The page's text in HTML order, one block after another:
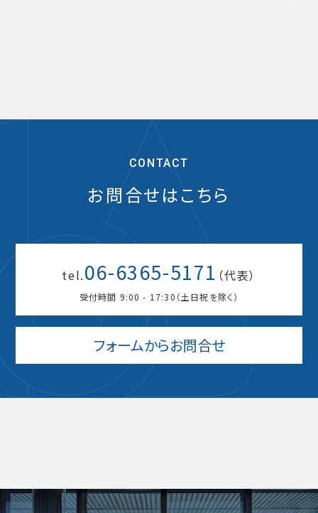
CONTACT
お問合せはこちら
tel.06-6365-5171 （代表）
受付時間 9:00 - 17:30（土日祝を除く）
フォームからお問合せ